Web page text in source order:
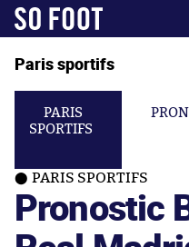
Paris sportifs
PARIS
SPORTIFS
PARIS SPORTIFS
Pronostic